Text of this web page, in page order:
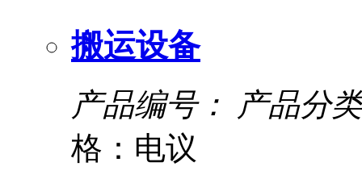
搬运设备
产品编号：
产品分
格：电议